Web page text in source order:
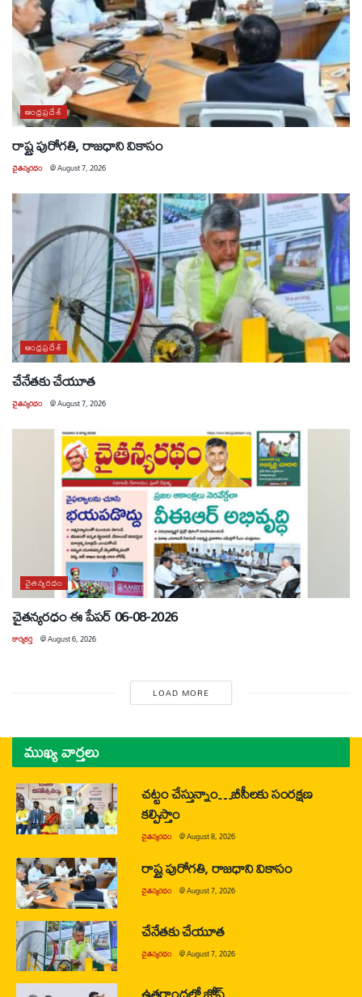
ఆంధ్రప్రదేశ్
రాష్ట్ర పురోగతి, రాజధాని వికాసం
చైతన్యరధం @August 7, 2026
ఆంధ్రప్రదేశ్
చేనేతకు చేయూత
చైతన్యరధం @August 7, 2026
చైతన్యరధం
చైతన్యరధం ఈ పేపర్ 06-08-2026
కార్యకర్త @August 6, 2026
LOAD MORE
ముఖ్య వార్తలు
చట్టం చేస్తున్నాం…బీసీలకు సంరక్షణ
కల్పిస్తాం
చైతన్యరధం @August 8, 2026
రాష్ట్ర పురోగతి, రాజధాని వికాసం
చైతన్యరధం @August 7, 2026
చేనేతకు చేయూత
చైతన్యరధం @August 7, 2026